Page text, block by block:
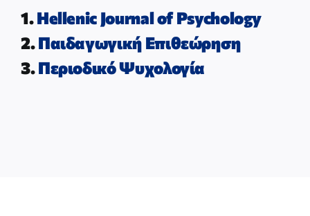
1.Hellenic Journal of Psychology
2.Παιδαγωγική Επιθεώρηση
3.Περιοδικό Ψυχολογία